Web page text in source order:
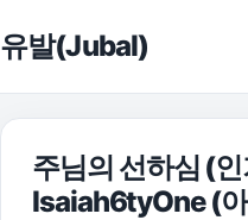
유발(Jubal)
주님의 선하심 (
Isaiah6tyOne (